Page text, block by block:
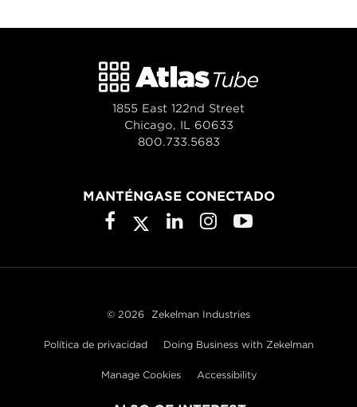
1855 East 122nd Street
Chicago, IL 60633
800.733.5683
MANTÉNGASE CONECTADO
© 2026 Zekelman Industries
Política de privacidad Doing Business with Zekelman
Manage Cookies Accessibility